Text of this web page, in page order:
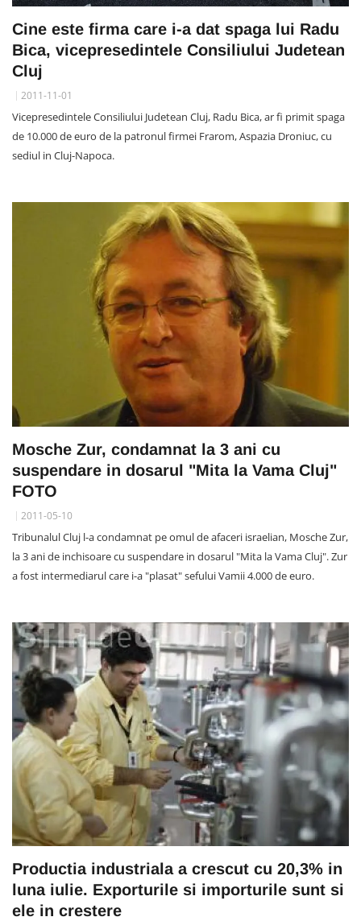
Cine este firma care i-a dat spaga lui Radu
Bica, vicepresedintele Consiliului Judetean
Cluj
2011-11-01
Vicepresedintele Consiliului Judetean Cluj, Radu Bica, ar fi primit spaga
de 10.000 de euro de la patronul firmei Frarom, Aspazia Droniuc, cu
sediul in Cluj-Napoca.
Mosche Zur, condamnat la 3 ani cu
suspendare in dosarul "Mita la Vama Cluj"
FOTO
2011-05-10
Tribunalul Cluj l-a condamnat pe omul de afaceri israelian, Mosche Zur,
la 3 ani de inchisoare cu suspendare in dosarul "Mita la Vama Cluj". Zur
a fost intermediarul care i-a "plasat" sefului Vamii 4.000 de euro.
Productia industriala a crescut cu 20,3% in
luna iulie. Exporturile si importurile sunt si
ele in crestere